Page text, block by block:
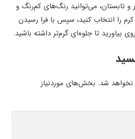
تابستان، می‌توانید رنگ‌های کم‌رنگ و
را انتخاب کنید، سپس با فرا رسیدن
بیاورید تا جلوه‌ای گرم‌تر داشته باشید.
نخواهد شد. بخش‌های موردنیاز